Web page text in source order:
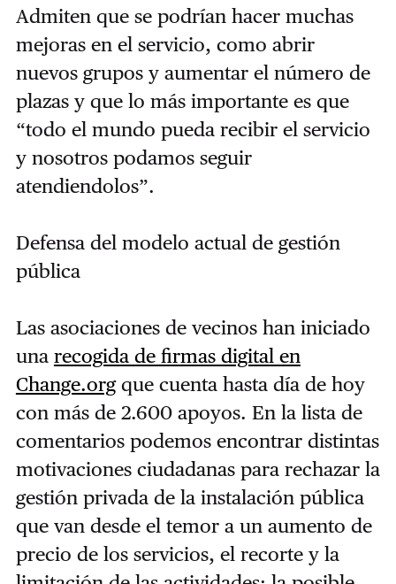
Admiten que se podrían hacer muchas
mejoras en el servicio, como abrir
nuevos grupos y aumentar el número de
plazas y que lo más importante es que
“todo el mundo pueda recibir el servicio
y nosotros podamos seguir
atendiendolos”.
Defensa del modelo actual de gestión
pública
Las asociaciones de vecinos han iniciado
una recogida de firmas digital en
Change.orgque cuenta hasta día de hoy
con más de 2.600 apoyos. En la lista de
comentarios podemos encontrar distintas
motivaciones ciudadanas para rechazar la
gestión privada de la instalación pública
que van desde el temor a un aumento de
precio de los servicios, el recorte y la